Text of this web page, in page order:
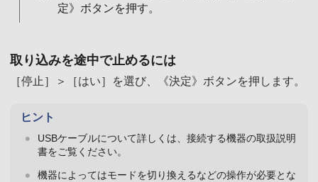
定》ボタンを押す。
取り込みを途中で止めるには
［停止］＞［はい］を選び、《決定》ボタンを押します。
ヒント
USBケーブルについて詳しくは、接続する機器の取扱説明
書をご覧ください。
機器によってはモードを切り換えるなどの操作が必要とな